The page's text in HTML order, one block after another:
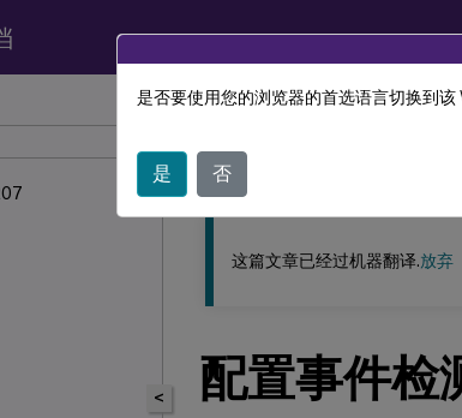
此内容已经过机器动态翻译。
<
这篇文章已经过机器翻译.放弃
配置事件检
是否要使用您的浏览器的首选语言切换到该
是 否